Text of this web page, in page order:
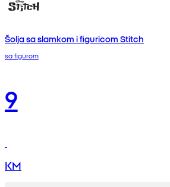
Šolja sa slamkom i figuricom Stitch
sa figurom
9
KM